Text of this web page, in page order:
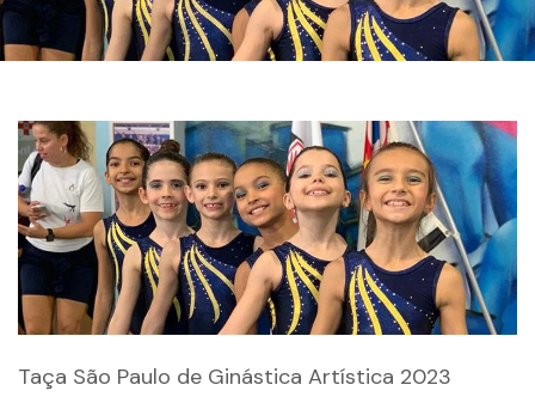
Taça São Paulo de Ginástica Artística 2023